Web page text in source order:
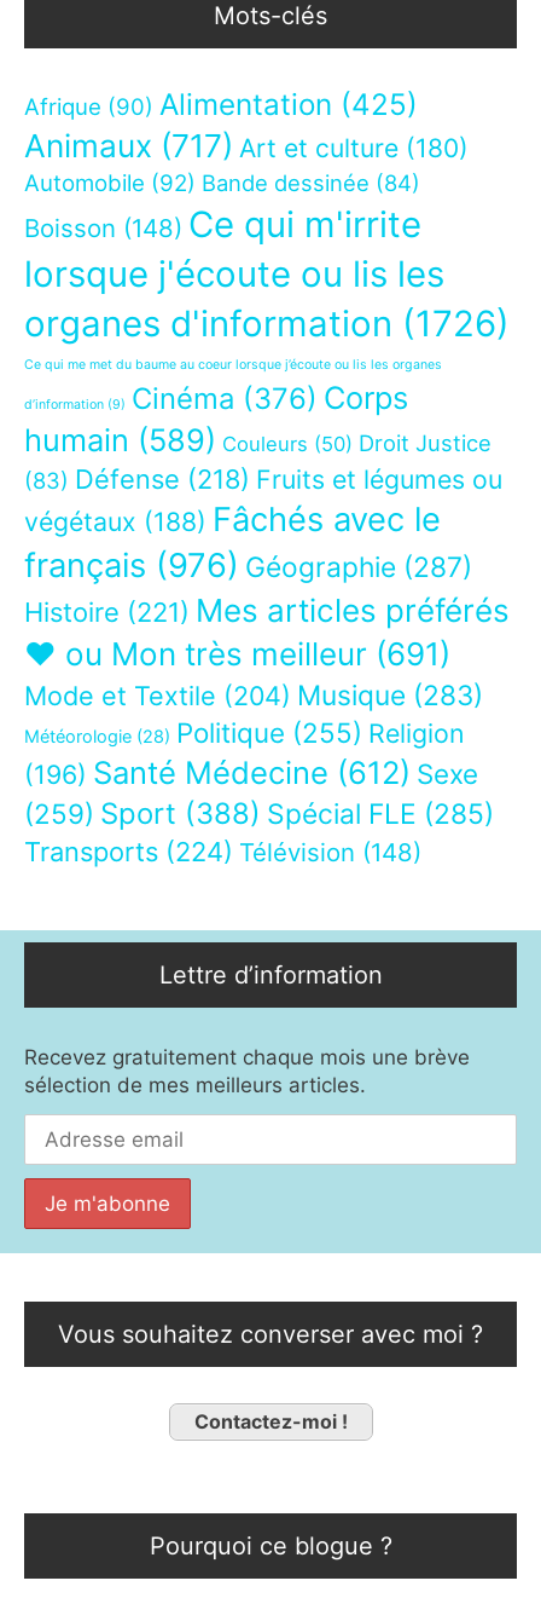
Mots-clés
Afrique (90) Alimentation (425)
Animaux (717) Art et culture (180)
Automobile (92) Bande dessinée (84)
Boisson (148) Ce qui m'irrite
lorsque j'écoute ou lis les
organes d'information (1726)
Ce qui me met du baume au coeur lorsque j’écoute ou lis les organes
d’information (9) Cinéma (376) Corps
humain (589) Couleurs (50) Droit Justice
(83) Défense (218) Fruits et légumes ou
végétaux (188) Fâchés avec le
français (976) Géographie (287)
Histoire (221) Mes articles préférés
❤ ou Mon très meilleur (691)
Mode et Textile (204) Musique (283)
Météorologie (28) Politique (255) Religion
(196) Santé Médecine (612) Sexe
(259) Sport (388) Spécial FLE (285)
Transports (224) Télévision (148)
Lettre d’information
Recevez gratuitement chaque mois une brève
sélection de mes meilleurs articles.
Vous souhaitez converser avec moi ?
Contactez-moi !
Pourquoi ce blogue ?